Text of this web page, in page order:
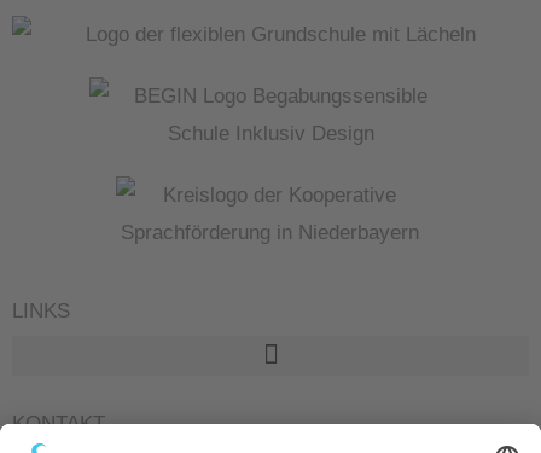
LINKS
KONTAKT